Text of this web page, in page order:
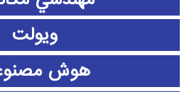
ویولت
هوش